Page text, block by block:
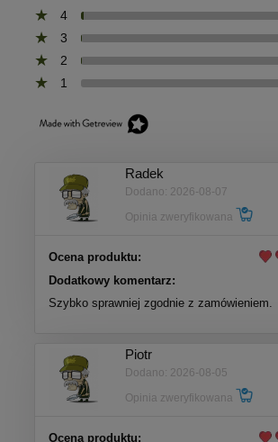
4
3
2
1
Radek
Dodano: 2026-08-07
Opinia zweryfikowana
Ocena produktu:
Dodatkowy komentarz:
Szybko sprawniej zgodnie z zamówieniem.
Piotr
Dodano: 2026-08-05
Opinia zweryfikowana
Ocena produktu: